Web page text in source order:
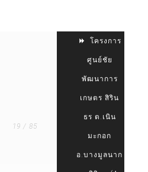
19 / 85
โครงการ
ศูนย์ชัย
พัฒนาการ
เกษตร สิริน
ธร ต.เนิน
มะกอก
อ.บางมูลนาก